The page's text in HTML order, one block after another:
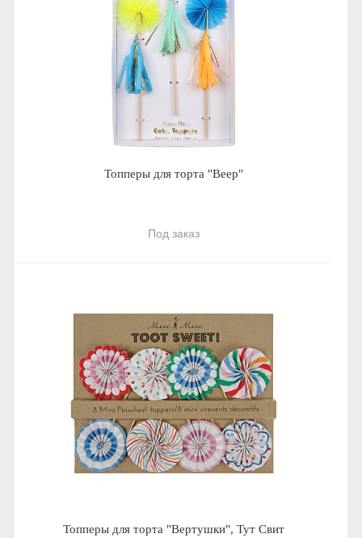
Топперы для торта "Веер"
Под заказ
Топперы для торта "Вертушки", Тут Свит